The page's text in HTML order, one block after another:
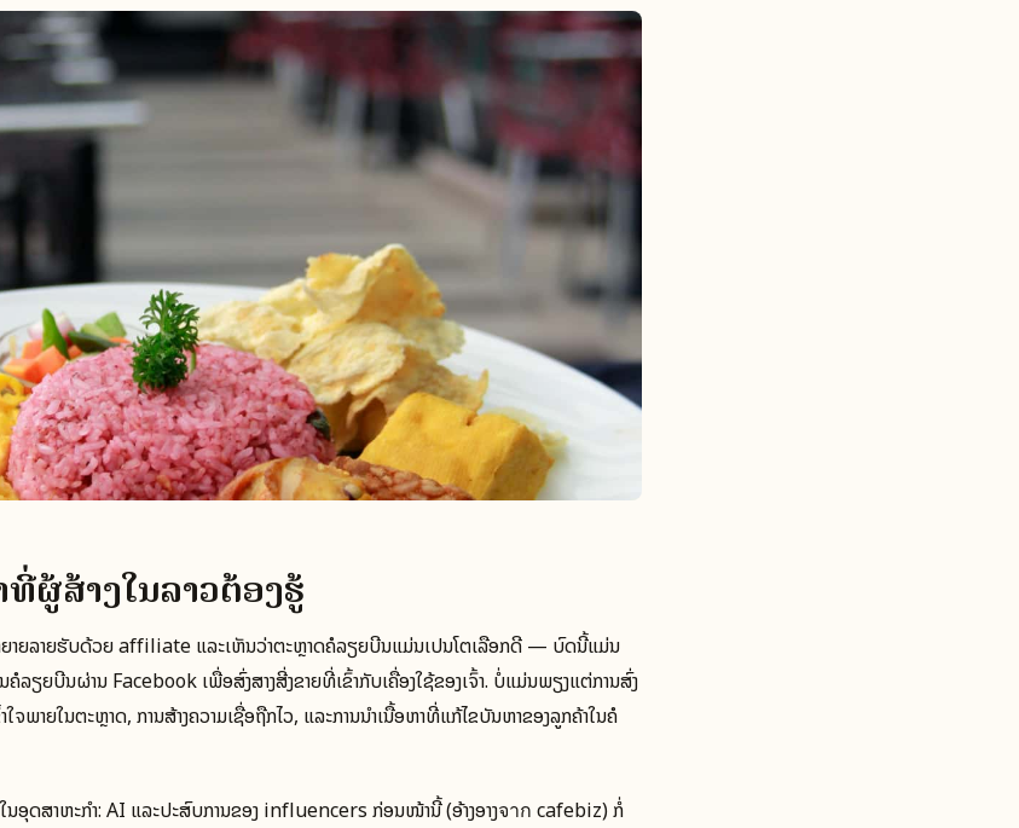
ຜູ້ສ້າງໃນລາວຕ້ອງຮູ້
ຍາຍລາຍຮັບດ້ວຍ affiliate ແລະເຫັນວ່າຕະຫຼາດຄໍລຽຍບີນແມ່ນເປັນໂຕເລືອກດີ — ບົດນີ້ແມ່ນ
ຽຍບີນຜ່ານ Facebook ເພື່ອສົ່ງສາງສີ່ງຂາຍທີ່ເຂົ້າກັບເຄື່ອງໃຊ້ຂອງເຈົ້າ. ບໍ່ແມ່ນພຽງແຕ່ການສົ່ງ
ພາຍໃນຕະຫຼາດ, ການສ້າງຄວາມເຊື່ອຖືກໄວ, ແລະການນໍາເນື້ອຫາທີ່ແກ້ໄຂບັນຫາຂອງລູກຄ້າໃນຄໍ
ນອຸດສາຫະກຳ: AI ແລະປະສົບການຂອງ influencers ກ່ອນໜ້ານີ້ (ອ້າງອາງจาก cafebiz) ກໍ່